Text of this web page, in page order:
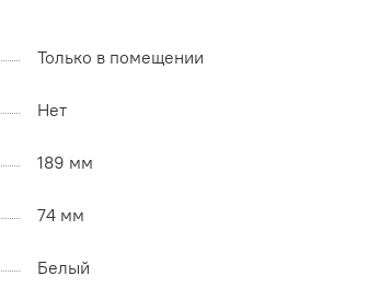
Только в помещении
Нет
189 мм
74 мм
Белый